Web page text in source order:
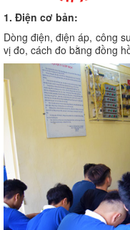
1. Điện cơ bản:
Dòng điện, điện áp, công
vị đo, cách đo bằng đồng